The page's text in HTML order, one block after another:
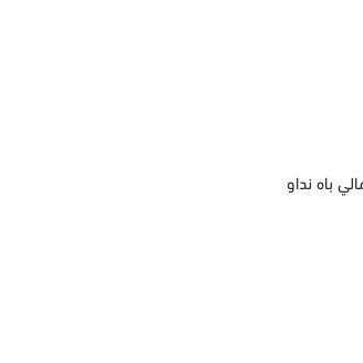
باه نداو